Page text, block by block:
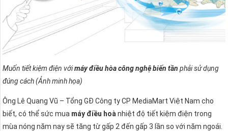
Muốn tiết kiệm điện vớimáy điều hòa công nghệ biến tần phải sử dụng
đúng cách (Ảnh minh họa)
Ông Lê Quang Vũ – Tổng GĐ Công ty CP MediaMart Việt Nam cho
biết, có thể sức mua máy điều hoà nhiệt độ tiết kiệm điện trong
mùa nóng năm nay sẽ tăng từ gấp 2 đến gấp 3 lần so với năm ngoái.